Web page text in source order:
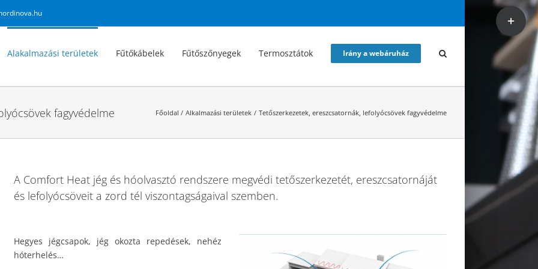
Alakalmazási területek Fűtőkábelek Fűtőszőnyegek Termosztátok Irány a webáruház
fagyvédelme Főoldal Alkalmazási területek Tetőszerkezetek, ereszcsatornák, lefolyócsövek fagyvédelme
A Comfort Heat jég és hóolvasztó rendszere megvédi tetőszerkezetét, ereszcsatornáját
és lefolyócsöveit a zord tél viszontagságaival szemben.
Hegyes jégcsapok, jég okozta repedések, nehéz
hóterhelés…
Toggle
Sliding
Bar
Area